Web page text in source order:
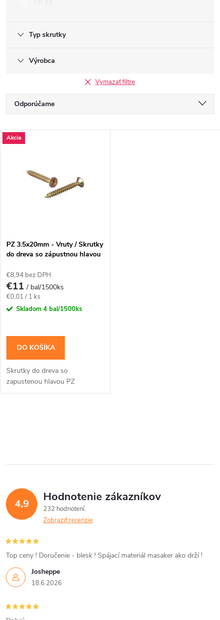
Typ skrutky
Výrobca
Vymazať filtre
R
a
e
p
r
u
k
v
Odporúčame
Najdrahšie
Abecedne
V
s
p
r
o
d
u
k
v
Akcia
PZ 3.5x20mm - Vruty / Skrutky
do dreva so zápustnou hlavou
€8,94 bez DPH
€11/ bal/1500ks
Jednotková
cena:
€0,01 / 1 ks
Skladom 4 bal/1500ks
DO KOŠÍKA
Skrutky do dreva so
zapustenou hlavou PZ
l
d
a
c
i
e
p
4,9 Hodnotenie zákazníkov
232 hodnotení
Zobraziť recenzie
Josheppe
18.6.2026
Top ceny ! Doručenie - blesk ! Spájací materiál masaker ako drží !